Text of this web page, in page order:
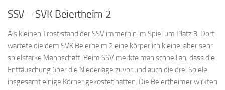
SSV – SVK Beiertheim 2
Als kleinen Trost stand der SSV immerhin im Spiel um Platz 3. Dort
wartete die dem SVK Beierheim 2 eine körperlich kleine, aber sehr
spielstarke Mannschaft. Beim SSV merkte man schnell an, dass die
Enttäuschung über die Niederlage zuvor und auch die drei Spiele
insgesamt einige Körner gekostet hatten. Die Beiertheimer wirkten